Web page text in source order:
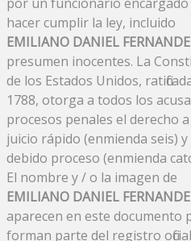
hacer cumplir la ley, incluido
EMILIANO DANIEL
presumen inocentes. La
de los Estados Unidos,
1788, otorga a todos los
procesos penales el derecho
juicio rápido (enmienda seis) y
debido proceso (enmienda
El nombre y / o la imagen de
EMILIANO DANIEL
aparecen en este documento
forman parte del registro